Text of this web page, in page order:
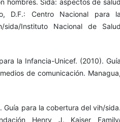
D.F.: Centro Nacional para
Instituto Nacional de
la Infancia-Unicef. (2010).
de comunicación.
Guía para la cobertura del vih/
Henry J. Kaiser